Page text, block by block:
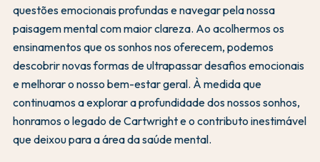
questões emocionais profundas e navegar pela nossa
paisagem mental com maior clareza. Ao acolhermos os
ensinamentos que os sonhos nos oferecem, podemos
descobrir novas formas de ultrapassar desafios emocionais
e melhorar o nosso bem-estar geral. À medida que
continuamos a explorar a profundidade dos nossos sonhos,
honramos o legado de Cartwright e o contributo inestimável
que deixou para a área da saúde mental.